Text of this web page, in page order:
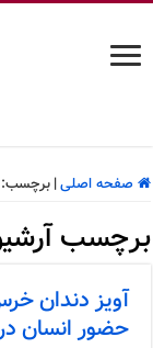
صفحه اصلی|
برچسب
آویز دندان
حضور انسان در